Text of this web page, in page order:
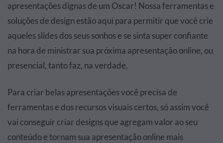
apresentações dignas de um Oscar! Nossa ferramentas e
soluções de design estão aqui para permitir que você crie
aqueles slides dos seus sonhos e se sinta super confiante
na hora de ministrar sua próxima apresentação online, ou
presencial, tanto faz, na verdade.
Para criar belas apresentações você precisa de
ferramentas e dos recursos visuais certos, só assim você
vai conseguir criar designs que agregam valor ao seu
conteúdo e tornam sua apresentação online mais